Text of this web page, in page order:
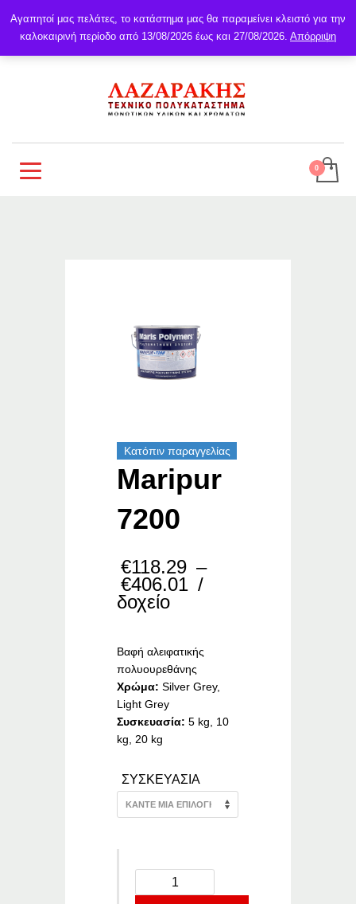
Κατόπιν παραγγελίας
Maripur
7200
€118.29 –
€406.01 Price
€406.01
/
δοχείο
Βαφή αλειφατικής
πολυουρεθάνης
Χρώμα: Silver Grey,
Light Grey
Συσκευασία: 5 kg, 10
kg, 20 kg
ΣΥΣΚΕΥΑΣΙΑ
Αγαπητοί μας πελάτες, το κατάστημα μας θα παραμείνει κλειστό για την
καλοκαιρινή περίοδο από 13/08/2026 έως και 27/08/2026. Απόρριψη